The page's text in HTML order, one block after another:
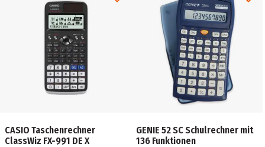
CASIO Taschenrechner
ClassWiz FX-991 DE X
GENIE 52 SC Schulrechner mit
136 Funktionen